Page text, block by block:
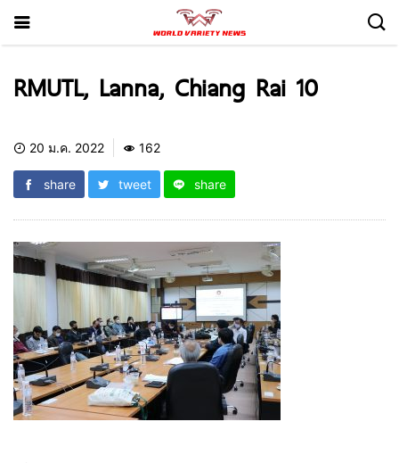
RMUTL, Lanna, Chiang Rai 10
20 ม.ค. 2022 162
share tweet share